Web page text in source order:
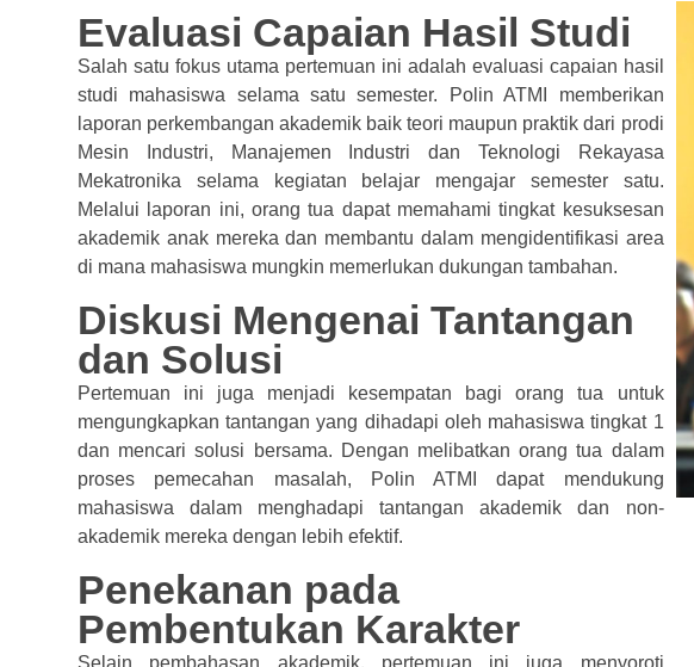
Evaluasi Capaian Hasil Studi
Salah satu fokus utama pertemuan ini adalah evaluasi capaian hasil
studi mahasiswa selama satu semester. Polin ATMI memberikan
laporan perkembangan akademik baik teori maupun praktik dari prodi
Mesin Industri, Manajemen Industri dan Teknologi Rekayasa
Mekatronika selama kegiatan belajar mengajar semester satu.
Melalui laporan ini, orang tua dapat memahami tingkat kesuksesan
akademik anak mereka dan membantu dalam mengidentifikasi area
di mana mahasiswa mungkin memerlukan dukungan tambahan.
Diskusi Mengenai Tantangan
dan Solusi
Pertemuan ini juga menjadi kesempatan bagi orang tua untuk
mengungkapkan tantangan yang dihadapi oleh mahasiswa tingkat 1
dan mencari solusi bersama. Dengan melibatkan orang tua dalam
proses pemecahan masalah, Polin ATMI dapat mendukung
mahasiswa dalam menghadapi tantangan akademik dan non-
akademik mereka dengan lebih efektif.
Penekanan pada
Pembentukan Karakter
Selain pembahasan akademik, pertemuan ini juga menyoroti